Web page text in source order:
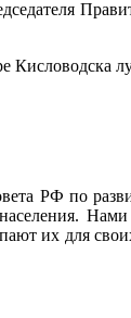
Кисловодска
РФ по
их для